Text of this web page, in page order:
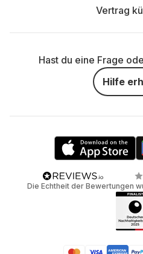
Vertrag
Hast du eine Frage
Hilfe
Die Echtheit der Bewertungen